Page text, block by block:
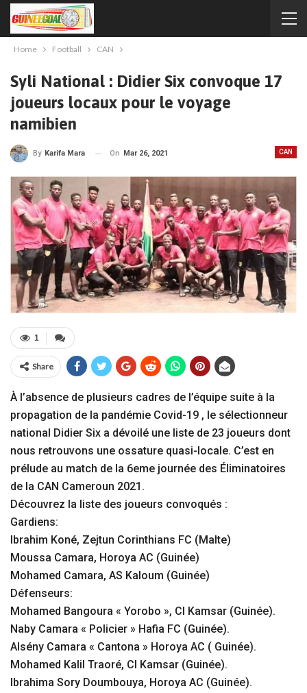
Home Football CAN
Syli National : Didier Six convoque 17
joueurs locaux pour le voyage
namibien
CAN
By Karifa Mara On Mar 26, 2021
1
Share
À l’absence de plusieurs cadres de l’équipe suite à la
propagation de la pandémie Covid-19 , le sélectionneur
national Didier Six a dévoilé une liste de 23 joueurs dont
nous retrouvons une ossature quasi-locale. C’est en
prélude au match de la 6eme journée des Éliminatoires
de la CAN Cameroun 2021.
Découvrez la liste des joueurs convoqués :
Gardiens:
Ibrahim Koné, Zejtun Corinthians FC (Malte)
Moussa Camara, Horoya AC (Guinée)
Mohamed Camara, AS Kaloum (Guinée)
Défenseurs:
Mohamed Bangoura « Yorobo », CI Kamsar (Guinée).
Naby Camara « Policier » Hafia FC (Guinée).
Alsény Camara « Cantona » Horoya AC ( Guinée).
Mohamed Kalil Traoré, CI Kamsar (Guinée).
Ibrahima Sory Doumbouya, Horoya AC (Guinée).